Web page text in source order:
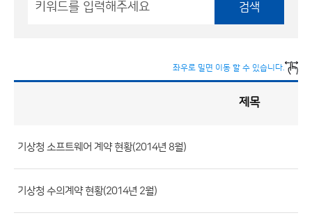
검색
좌우로 밀면 이동 할 수 있습니다.
현
황
게
시
호,
분
제목
기상청 소프트웨어 계약 현황(2014년 8월)
기상청 수의계약 현황(2014년 2월)